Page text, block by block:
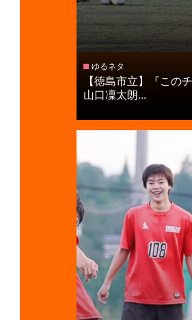
ゆるネタ
【徳島市立】『この
山口凜太朗...